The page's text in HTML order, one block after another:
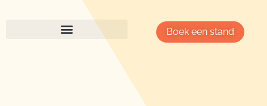
Boek een stand